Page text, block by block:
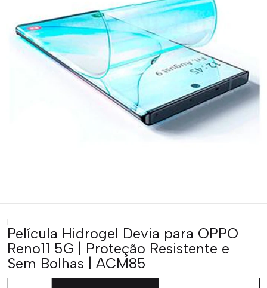
|
Película Hidrogel Devia para OPPO
Reno11 5G | Proteção Resistente e
Sem Bolhas | ACM85